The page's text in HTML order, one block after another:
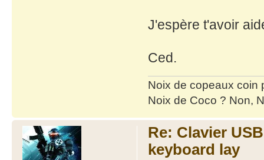
J'espère t'avoir
Ced.
Noix de copeaux coin
Noix de Coco ? Non,
Re: Clavier
keyboard lay